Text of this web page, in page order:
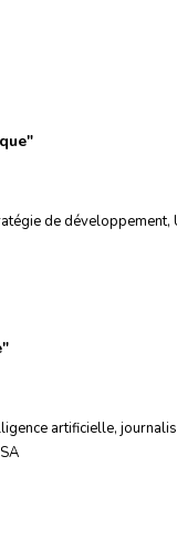
"
de développement,
"
artificielle,